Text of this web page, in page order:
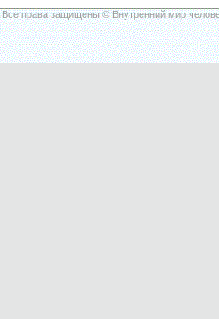
Все права защищены © Внутренний мир